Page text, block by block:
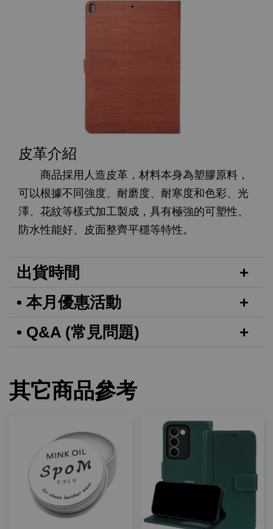
皮革介紹
商品採用人造皮革，材料本身為塑膠原料，
可以根據不同強度、耐磨度、耐寒度和色彩、光
澤、花紋等樣式加工製成，具有極強的可塑性、
防水性能好、皮面整齊平穩等特性。
出貨時間
• 本月優惠活動
• Q&A (常見問題)
其它商品參考